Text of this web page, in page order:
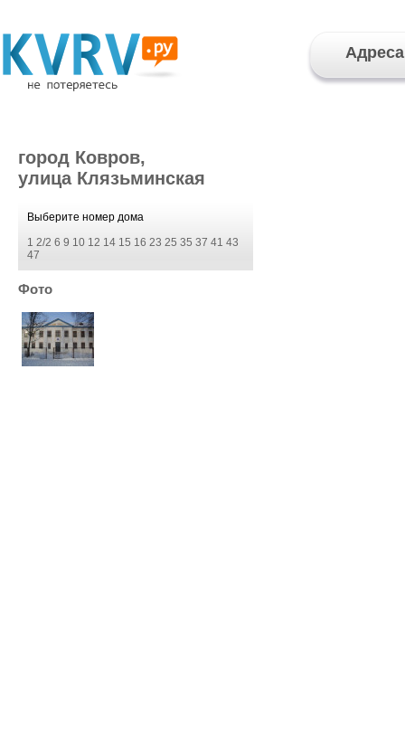
Адреса
город Ковров,
улица Клязьминская
Выберите номер дома
1 2/2 6 9 10 12 14 15 16 23 25 35 37 41 43
47
Фото